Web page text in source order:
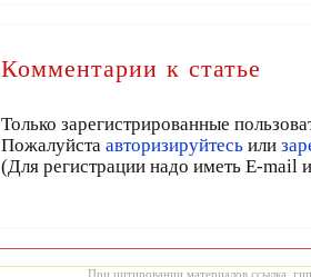
Комментарии к статье
Только зарегистрированные
Пожалуйста авторизируйтесь или
(Для регистрации надо иметь E-mail
При цитировании материалов ссылка,